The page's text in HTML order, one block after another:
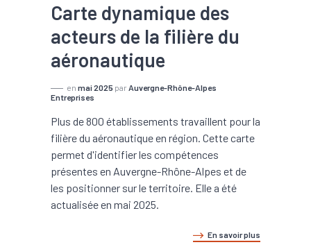
Carte dynamique des
acteurs de la filière du
aéronautique
en mai 2025 par Auvergne-Rhône-Alpes
Entreprises
Plus de 800 établissements travaillent pour la
filière du aéronautique en région. Cette carte
permet d'identifier les compétences
présentes en Auvergne-Rhône-Alpes et de
les positionner sur le territoire. Elle a été
actualisée en mai 2025.
En savoir plus